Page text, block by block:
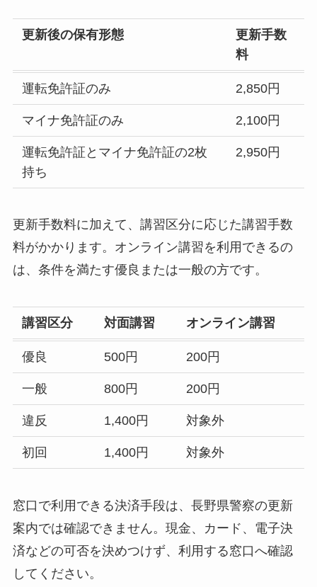
更新後の保有形態
更新手数
料
運転免許証のみ 2,850円
マイナ免許証のみ 2,100円
運転免許証とマイナ免許証の2枚
持ち
2,950円
更新手数料に加えて、講習区分に応じた講習手数
料がかかります。オンライン講習を利用できるの
は、条件を満たす優良または一般の方です。
講習区分 対面講習 オンライン講習
優良 500円 200円
一般 800円 200円
違反 1,400円 対象外
初回 1,400円 対象外
窓口で利用できる決済手段は、長野県警察の更新
案内では確認できません。現金、カード、電子決
済などの可否を決めつけず、利用する窓口へ確認
してください。